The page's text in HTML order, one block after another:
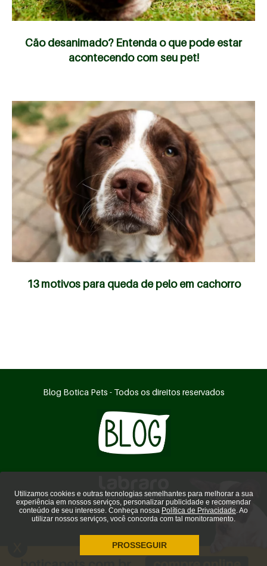
Cão desanimado? Entenda o que pode estar
acontecendo com seu pet!
13 motivos para queda de pelo em cachorro
Blog Botica Pets - Todos os direitos reservados
agência de marketing digital
Utilizamos cookies e outras tecnologias semelhantes para melhorar a sua
experiência em nossos serviços, personalizar publicidade e recomendar
conteúdo de seu interesse. Conheça nossa Política de Privacidade. Ao
utilizar nossos serviços, você concorda com tal monitoramento.
PROSSEGUIR